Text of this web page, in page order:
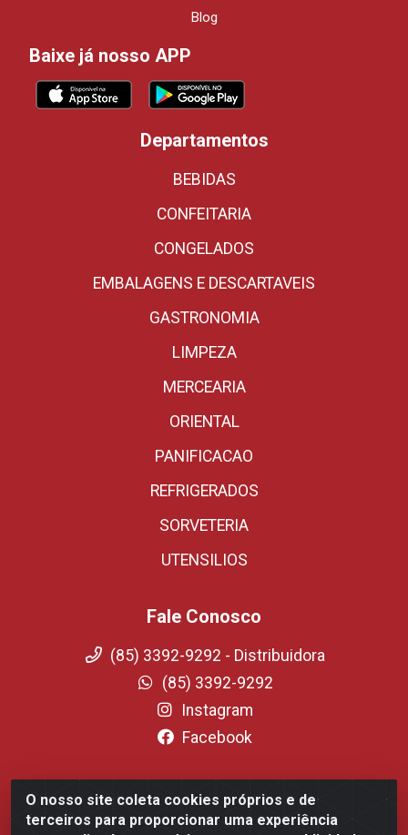
O nosso site coleta cookies próprios e de
terceiros para proporcionar uma experiência
Blog
Baixe já nosso APP
Departamentos
BEBIDAS
CONFEITARIA
CONGELADOS
EMBALAGENS E DESCARTAVEIS
GASTRONOMIA
LIMPEZA
MERCEARIA
ORIENTAL
PANIFICACAO
REFRIGERADOS
SORVETERIA
UTENSILIOS
Fale Conosco
(85) 3392-9292 - Distribuidora
(85) 3392-9292
Instagram
Facebook
Fortali Distribuidora de Alimentos LTDA - Avenida
Tomaz Coelho, 1268 - Messejana, Fortaleza/CE - CEP